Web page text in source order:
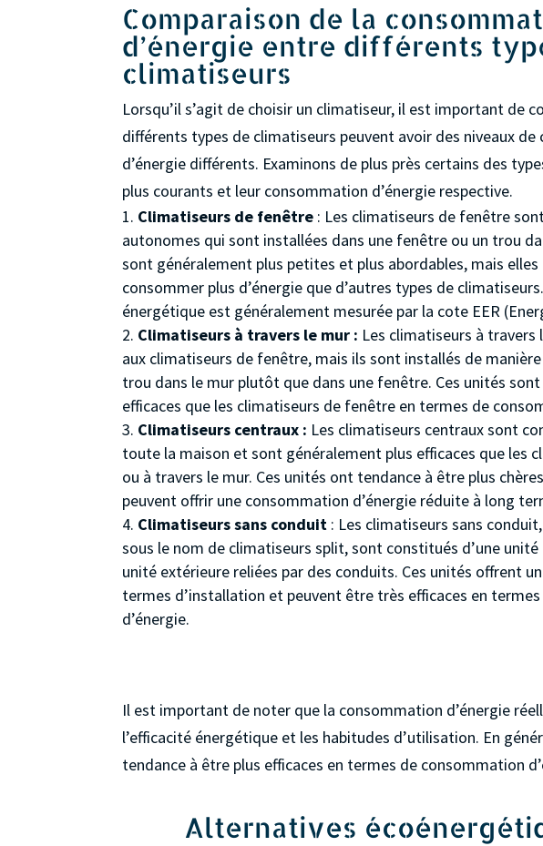
Comparaison de la
d’énergie entre différents
climatiseurs
Lorsqu’il s’agit de choisir un climatiseur, il est important de
différents types de climatiseurs peuvent avoir des niveaux
d’énergie différents. Examinons de plus près certains des
plus courants et leur consommation d’énergie respective.
Climatiseurs de fenêtre : Les climatiseurs de fenêtre
autonomes qui sont installées dans une fenêtre ou un trou
sont généralement plus petites et plus abordables, mais
consommer plus d’énergie que d’autres types de
énergétique est généralement mesurée par la cote EER
Climatiseurs à travers le mur : Les climatiseurs à
aux climatiseurs de fenêtre, mais ils sont installés de
trou dans le mur plutôt que dans une fenêtre. Ces unités
efficaces que les climatiseurs de fenêtre en termes de
Climatiseurs centraux : Les climatiseurs centraux sont
toute la maison et sont généralement plus efficaces que les
ou à travers le mur. Ces unités ont tendance à être plus
peuvent offrir une consommation d’énergie réduite à long
Climatiseurs sans conduit : Les climatiseurs sans
sous le nom de climatiseurs split, sont constitués d’une unité
unité extérieure reliées par des conduits. Ces unités offrent
termes d’installation et peuvent être très efficaces en
d’énergie.
Il est important de noter que la consommation d’énergie
l’efficacité énergétique et les habitudes d’utilisation. En
tendance à être plus efficaces en termes de consommation
Alternatives